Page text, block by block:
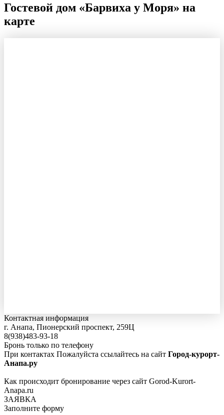
Гостевой дом «Барвиха у Моря» на
карте
Контактная информация
г. Анапа, Пионерский проспект, 259Ц
8(938)483-93-18
Бронь только по телефону
При контактах Пожалуйста ссылайтесь на сайт Город-курорт-
Анапа.ру
Как происходит бронирование через сайт Gorod-Kurort-
Anapa.ru
ЗАЯВКА
Заполните форму